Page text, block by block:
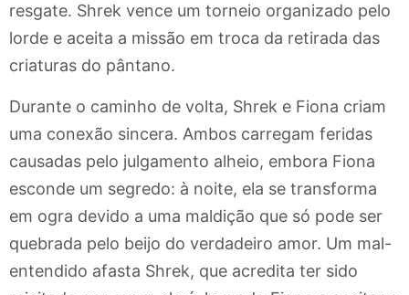
resgate. Shrek vence um torneio organizado pelo
lorde e aceita a missão em troca da retirada das
criaturas do pântano.
Durante o caminho de volta, Shrek e Fiona criam
uma conexão sincera. Ambos carregam feridas
causadas pelo julgamento alheio, embora Fiona
esconde um segredo: à noite, ela se transforma
em ogra devido a uma maldição que só pode ser
quebrada pelo beijo do verdadeiro amor. Um mal-
entendido afasta Shrek, que acredita ter sido